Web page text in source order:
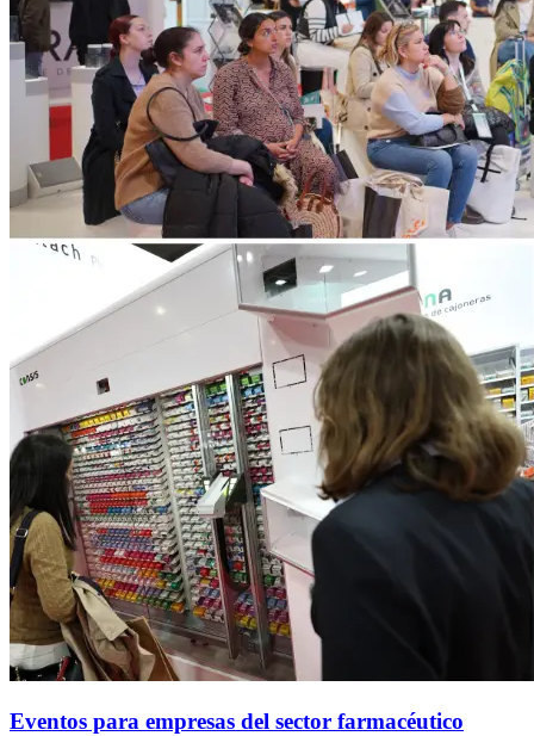
Eventos para empresas del sector farmacéutico